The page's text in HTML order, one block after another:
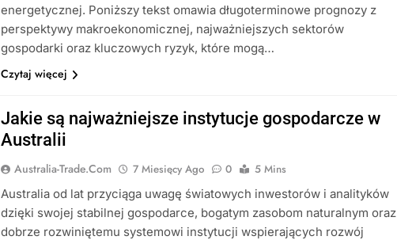
energetycznej. Poniższy tekst omawia długoterminowe prognozy z
perspektywy makroekonomicznej, najważniejszych sektorów
gospodarki oraz kluczowych ryzyk, które mogą…
Czytaj więcej
Jakie są najważniejsze instytucje gospodarcze w
Australii
Australia-Trade.com 7 Miesięcy Ago 0
5 Mins
Australia od lat przyciąga uwagę światowych inwestorów i analityków
dzięki swojej stabilnej gospodarce, bogatym zasobom naturalnym oraz
dobrze rozwiniętemu systemowi instytucji wspierających rozwój